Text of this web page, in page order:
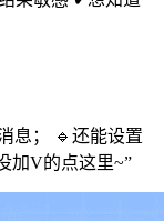
息； 🔹还能设置
加V的点这里~”